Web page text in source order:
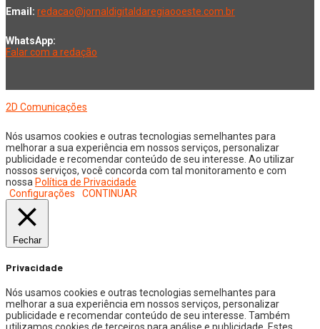
Email: redacao@jornaldigitaldaregiaooeste.com.br
WhatsApp:
Falar com a redação
2D Comunicações
Nós usamos cookies e outras tecnologias semelhantes para
melhorar a sua experiência em nossos serviços, personalizar
publicidade e recomendar conteúdo de seu interesse. Ao utilizar
nossos serviços, você concorda com tal monitoramento e com
nossa Política de Privacidade
Configurações
CONTINUAR
Fechar
Privacidade
Nós usamos cookies e outras tecnologias semelhantes para
melhorar a sua experiência em nossos serviços, personalizar
publicidade e recomendar conteúdo de seu interesse. Também
utilizamos cookies de terceiros para análise e publicidade. Estes